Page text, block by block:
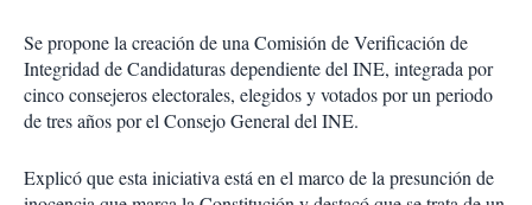
Se propone la creación de una Comisión de Verificación de
Integridad de Candidaturas dependiente del INE, integrada por
cinco consejeros electorales, elegidos y votados por un periodo
de tres años por el Consejo General del INE.
Explicó que esta iniciativa está en el marco de la presunción de